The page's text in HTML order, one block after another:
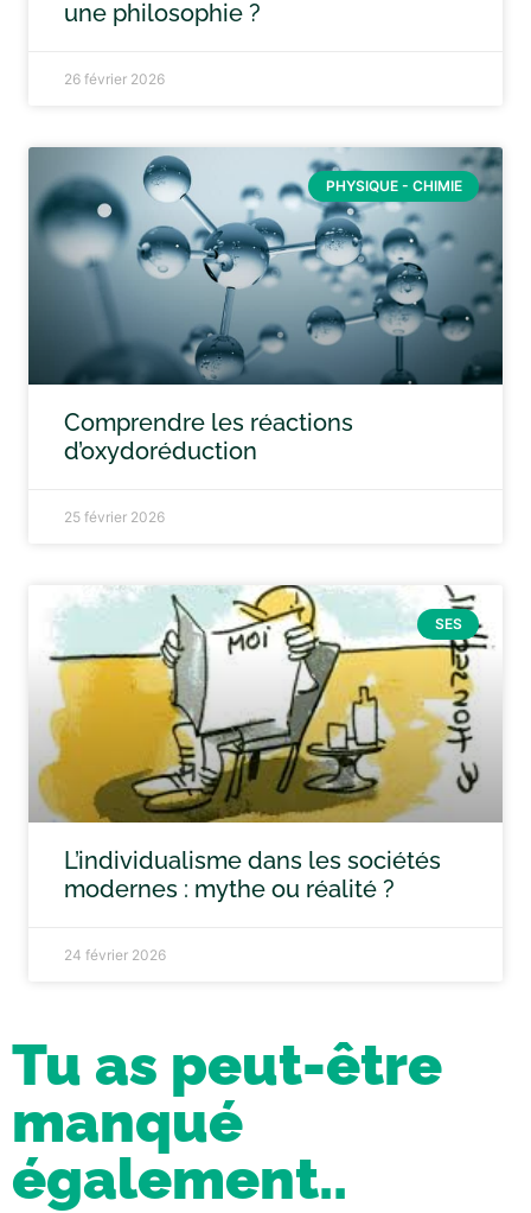
une philosophie ?
26 février 2026
PHYSIQUE - CHIMIE
Comprendre les réactions
d’oxydoréduction
25 février 2026
SES
L’individualisme dans les sociétés
modernes : mythe ou réalité ?
24 février 2026
Tu as peut-être
manqué
également..